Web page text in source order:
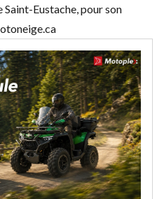
Eustache, pour son